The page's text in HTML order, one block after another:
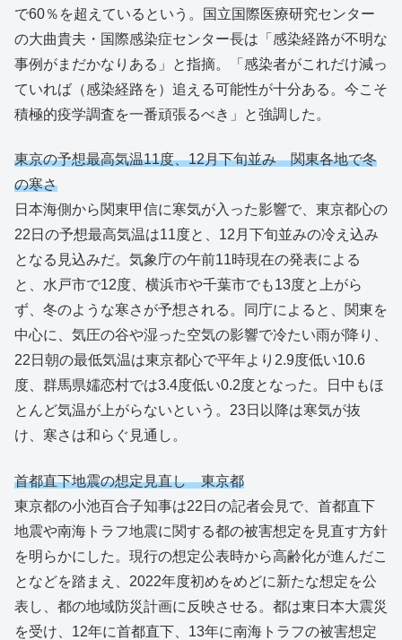
で60％を超えているという。国立国際医療研究センター
の大曲貴夫・国際感染症センター長は「感染経路が不明な
事例がまだかなりある」と指摘。「感染者がこれだけ減っ
ていれば（感染経路を）追える可能性が十分ある。今こそ
積極的疫学調査を一番頑張るべき」と強調した。
東京の予想最高気温11度、12月下旬並み 関東各地で冬
の寒さ
日本海側から関東甲信に寒気が入った影響で、東京都心の
22日の予想最高気温は11度と、12月下旬並みの冷え込み
となる見込みだ。気象庁の午前11時現在の発表による
と、水戸市で12度、横浜市や千葉市でも13度と上がら
ず、冬のような寒さが予想される。同庁によると、関東を
中心に、気圧の谷や湿った空気の影響で冷たい雨が降り、
22日朝の最低気温は東京都心で平年より2.9度低い10.6
度、群馬県嬬恋村では3.4度低い0.2度となった。日中もほ
とんど気温が上がらないという。23日以降は寒気が抜
け、寒さは和らぐ見通し。
首都直下地震の想定見直し 東京都
東京都の小池百合子知事は22日の記者会見で、首都直下
地震や南海トラフ地震に関する都の被害想定を見直す方針
を明らかにした。現行の想定公表時から高齢化が進んだこ
となどを踏まえ、2022年度初めをめどに新たな想定を公
表し、都の地域防災計画に反映させる。都は東日本大震災
を受け、12年に首都直下、13年に南海トラフの被害想定